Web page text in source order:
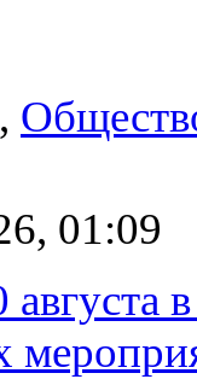
,
01:09